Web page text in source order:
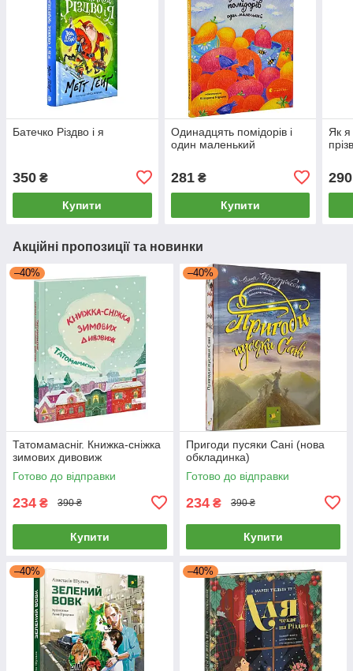
Батечко Різдво і я
350 ₴
Купити
Одинадцять помідорів і
один маленький
281₴
Купити
Як я
290
Акційні пропозиції та новинки
–40%
Татомамасніг. Книжка-сніжка
зимових дивовиж
Готово до відправки
234 ₴ 390 ₴
Купити
–40%
Пригоди пусяки Сані (нова
обкладинка)
Готово до відправки
234 ₴ 390 ₴
Купити
–40% –40%